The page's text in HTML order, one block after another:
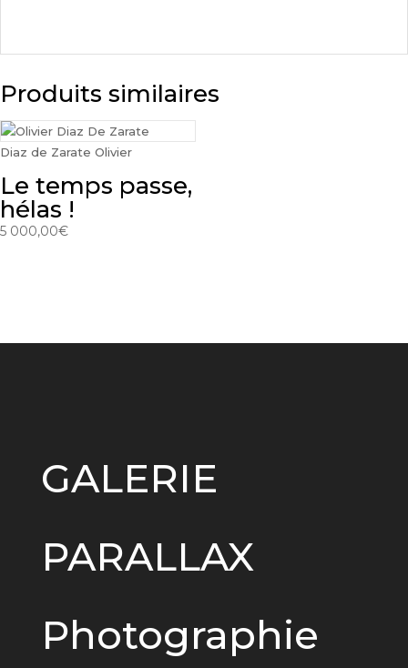
Produits similaires
Diaz de Zarate Olivier
Le temps passe,
hélas !
5 000,00€
GALERIE
PARALLAX
Photographie